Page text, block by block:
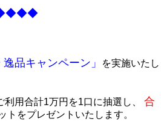
品キャンペーン」
を実施いたし
用合計1万円を1口に抽選し、 合
をプレゼントいたします。